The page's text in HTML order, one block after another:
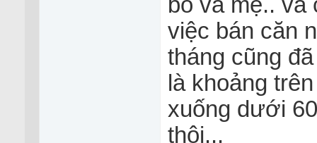
bố và mẹ.. và
việc bán căn
tháng cũng
là khoảng
xuống dưới
thôi...